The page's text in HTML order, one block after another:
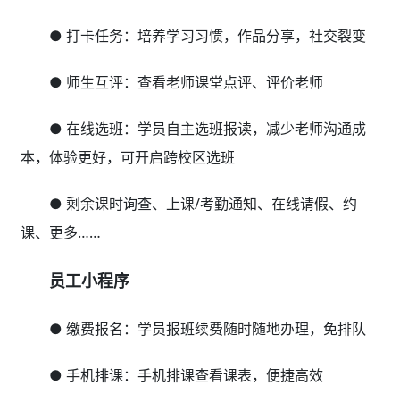
● 打卡任务：培养学习习惯，作品分享，社交裂变
● 师生互评：查看老师课堂点评、评价老师
● 在线选班：学员自主选班报读，减少老师沟通成
本，体验更好，可开启跨校区选班
● 剩余课时询查、上课/考勤通知、在线请假、约
课、更多……
员工小程序
● 缴费报名：学员报班续费随时随地办理，免排队
● 手机排课：手机排课查看课表，便捷高效